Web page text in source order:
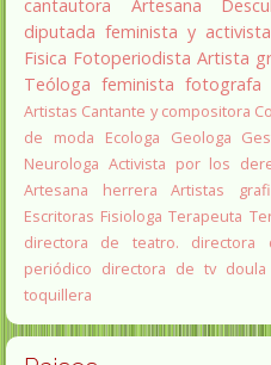
cantautora
Artesana
diputada feminista y
Fisica Fotoperiodista Artista
Teóloga feminista fotografa
Artistas Cantante y compositora
de moda
Ecologa Geologa
Neurologa Activista por los
Artesana herrera
Artistas
Escritoras Fisiologa Terapeuta
directora de teatro.
directora
periódico directora de tv doula
toquillera